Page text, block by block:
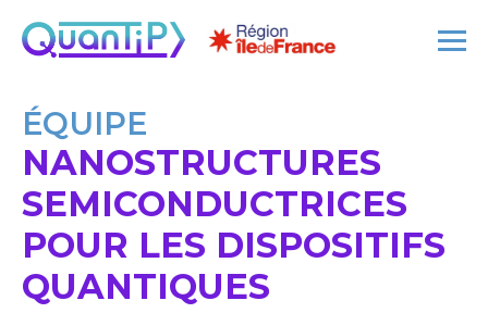
ÉQUIPE
NANOSTRUCTURES
SEMICONDUCTRICES
POUR LES DISPOSITIFS
QUANTIQUES